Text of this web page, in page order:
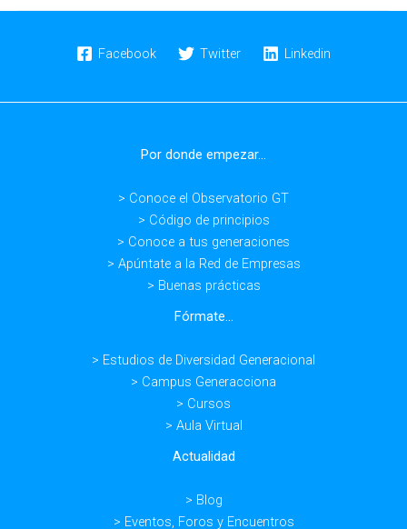
Facebook Twitter Linkedin
Por donde empezar...
> Conoce el Observatorio GT
> Código de principios
> Conoce a tus generaciones
> Apúntate a la Red de Empresas
> Buenas prácticas
Fórmate...
> Estudios de Diversidad Generacional
> Campus Generacciona
> Cursos
> Aula Virtual
Actualidad
> Blog
> Eventos, Foros y Encuentros